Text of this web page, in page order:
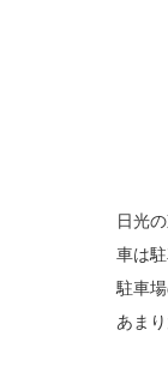
日光
車は
駐車
あま